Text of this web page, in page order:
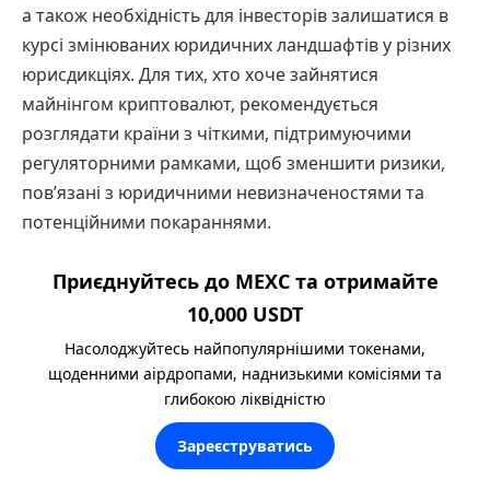
а також необхідність для інвесторів залишатися в
курсі змінюваних юридичних ландшафтів у різних
юрисдикціях. Для тих, хто хоче зайнятися
майнінгом криптовалют, рекомендується
розглядати країни з чіткими, підтримуючими
регуляторними рамками, щоб зменшити ризики,
пов’язані з юридичними невизначеностями та
потенційними покараннями.
Приєднуйтесь до MEXC та отримайте
10,000 USDT
Насолоджуйтесь найпопулярнішими токенами,
щоденними аірдропами, наднизькими комісіями та
глибокою ліквідністю
Зареєструватись